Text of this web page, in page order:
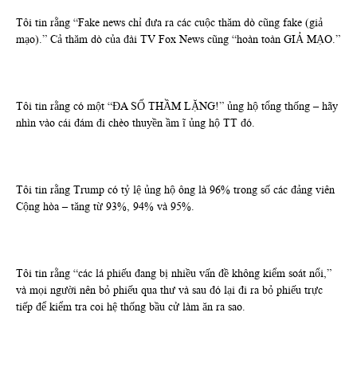
Tôi tin rằng “Fake news chỉ đưa ra các cuộc thăm dò cũng fake (giả
mạo).” Cả thăm dò của đài TV Fox News cũng “hoàn toàn GIẢ MẠO.”
Tôi tin rằng có một “ĐA SỐ THẦM LẶNG!” ủng hộ tổng thống – hãy
nhìn vào cái đám đi chèo thuyền ầm ĩ ủng hộ TT đó.
Tôi tin rằng Trump có tỷ lệ ủng hộ ông là 96% trong số các đảng viên
Cộng hòa – tăng từ 93%, 94% và 95%.
Tôi tin rằng “các lá phiếu đang bị nhiều vấn đề không kiểm soát nổi,”
và mọi người nên bỏ phiếu qua thư và sau đó lại đi ra bỏ phiếu trực
tiếp để kiểm tra coi hệ thống bầu cử làm ăn ra sao.